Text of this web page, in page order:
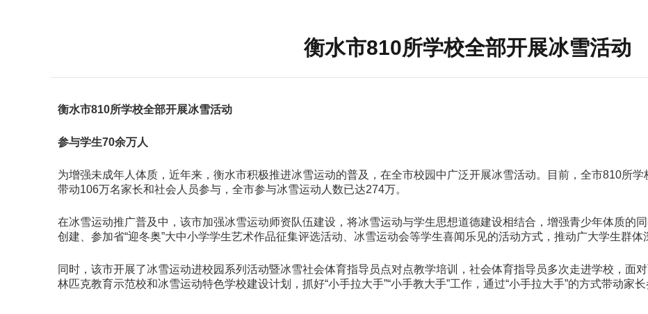
衡水市810所学校全部开展冰雪活动
衡水市810所学校全部开展冰雪活动
参与学生70余万人
为增强未成年人体质，近年来，衡水市积极推进冰雪运动的普及，在全市校园中广泛开展冰雪活动。目前，全市810所学
带动106万名家长和社会人员参与，全市参与冰雪运动人数已达274万。
在冰雪运动推广普及中，该市加强冰雪运动师资队伍建设，将冰雪运动与学生思想道德建设相结合，增强青少年体质的
创建、参加省“迎冬奥”大中小学学生艺术作品征集评选活动、冰雪运动会等学生喜闻乐见的活动方式，推动广大学生群体
同时，该市开展了冰雪运动进校园系列活动暨冰雪社会体育指导员点对点教学培训，社会体育指导员多次走进学校，面
林匹克教育示范校和冰雪运动特色学校建设计划，抓好“小手拉大手”“小手教大手”工作，通过“小手拉大手”的方式带动家